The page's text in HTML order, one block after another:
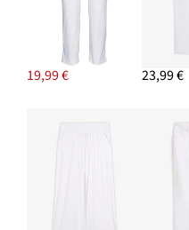
19,99 € 23,99 €